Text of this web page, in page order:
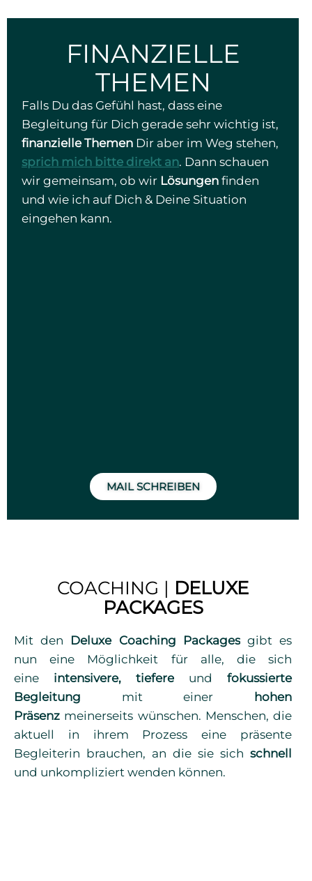
FINANZIELLE
THEMEN
Falls Du das Gefühl hast, dass eine
Begleitung für Dich gerade sehr wichtig ist,
finanzielle ThemenDir aber im Weg stehen,
sprich mich bitte direkt an. Dann schauen
wir gemeinsam, ob wir Lösungenfinden
und wie ich auf Dich & Deine Situation
eingehen kann.
MAIL SCHREIBEN
COACHING | DELUXE
PACKAGES
Mit den Deluxe Coaching Packagesgibt es
nun eine Möglichkeit für alle, die sich
eine intensivere, tiefere undfokussierte
Begleitung mit einer
hohen
Präsenz meinerseits wünschen. Menschen, die
aktuell in ihrem Prozess eine präsente
Begleiterin brauchen, an die sie sichschnell
und unkompliziert wenden können.